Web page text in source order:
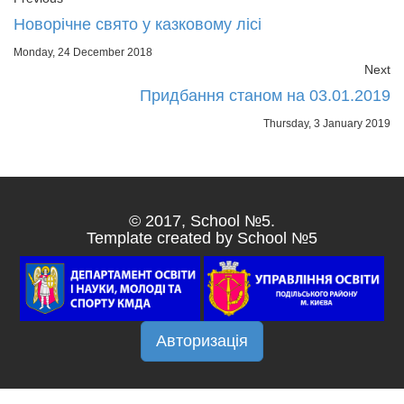
Новорічне свято у казковому лісі
Monday, 24 December 2018
Next
Придбання станом на 03.01.2019
Thursday, 3 January 2019
© 2017, School №5.
Template created by School №5
Авторизація